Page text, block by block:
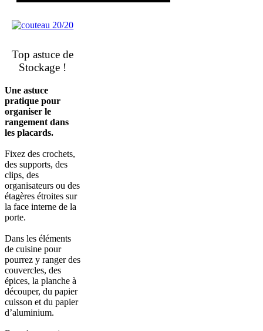
Top astuce de
Stockage !
Une astuce
pratique pour
organiser le
rangement dans
les placards.
Fixez des crochets,
des supports, des
clips, des
organisateurs ou des
étagères étroites sur
la face interne de la
porte.
Dans les éléments
de cuisine pour
pourrez y ranger des
couvercles, des
épices, la planche à
découper, du papier
cuisson et du papier
d’aluminium.